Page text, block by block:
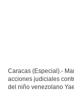
Caracas (Especial).-
acciones judiciales
del niño venezolano